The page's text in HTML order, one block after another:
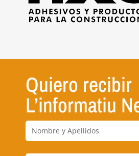
Quiero recibir
L’informatiu